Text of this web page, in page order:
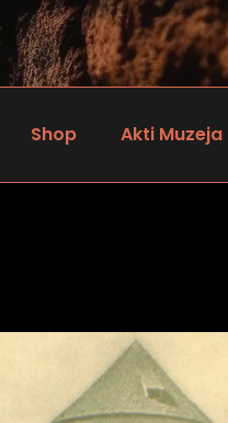
Shop Akti Muzeja